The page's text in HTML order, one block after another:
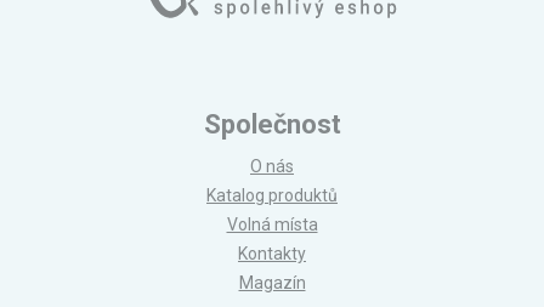
Společnost
O nás
Katalog produktů
Volná místa
Kontakty
Magazín